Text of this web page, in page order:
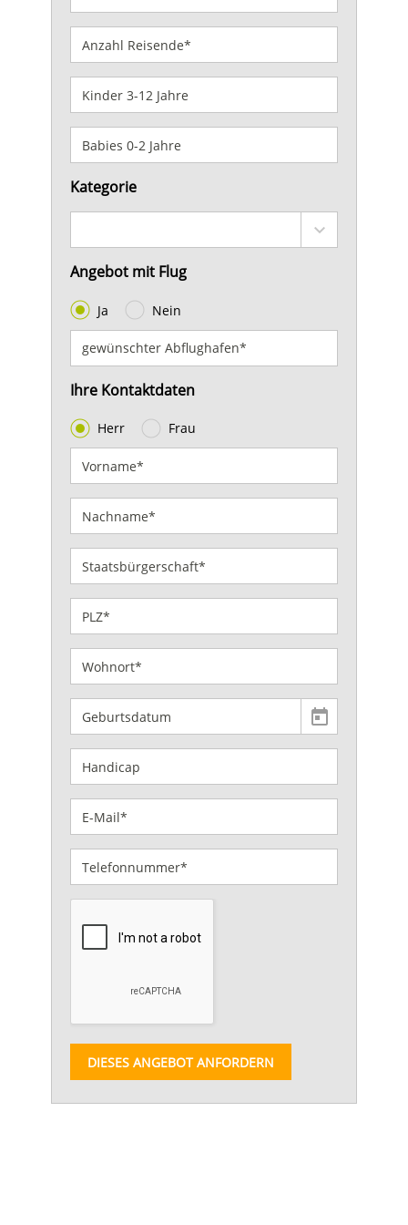
Kategorie
Angebot mit Flug
Ja Nein
Ihre Kontaktdaten
Herr Frau
DIESES ANGEBOT ANFORDERN